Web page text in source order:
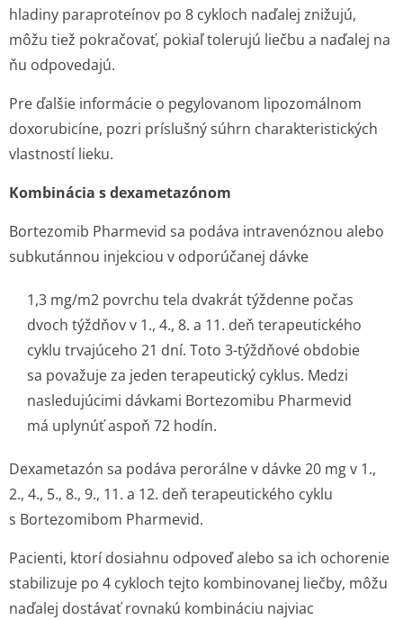
hladiny paraproteínov po 8 cykloch naďalej znižujú,
môžu tiež pokračovať, pokiaľ tolerujú liečbu a naďalej na
ňu odpovedajú.
Pre ďalšie informácie o pegylovanom lipozomálnom
doxorubicíne, pozri príslušný súhrn charakteristických
vlastností lieku.
Kombinácia s dexametazónom
Bortezomib Pharmevid sa podáva intravenóznou alebo
subkutánnou injekciou v odporúčanej dávke
1,3 mg/m2 povrchu tela dvakrát týždenne počas
dvoch týždňov v 1., 4., 8. a 11. deň terapeutického
cyklu trvajúceho 21 dní. Toto 3-týždňové obdobie
sa považuje za jeden terapeutický cyklus. Medzi
nasledujúcimi dávkami Bortezomibu Pharmevid
má uplynúť aspoň 72 hodín.
Dexametazón sa podáva perorálne v dávke 20 mg v 1.,
2., 4., 5., 8., 9., 11. a 12. deň terapeutického cyklu
s Bortezomibom Pharmevid.
Pacienti, ktorí dosiahnu odpoveď alebo sa ich ochorenie
stabilizuje po 4 cykloch tejto kombinovanej liečby, môžu
naďalej dostávať rovnakú kombináciu najviac